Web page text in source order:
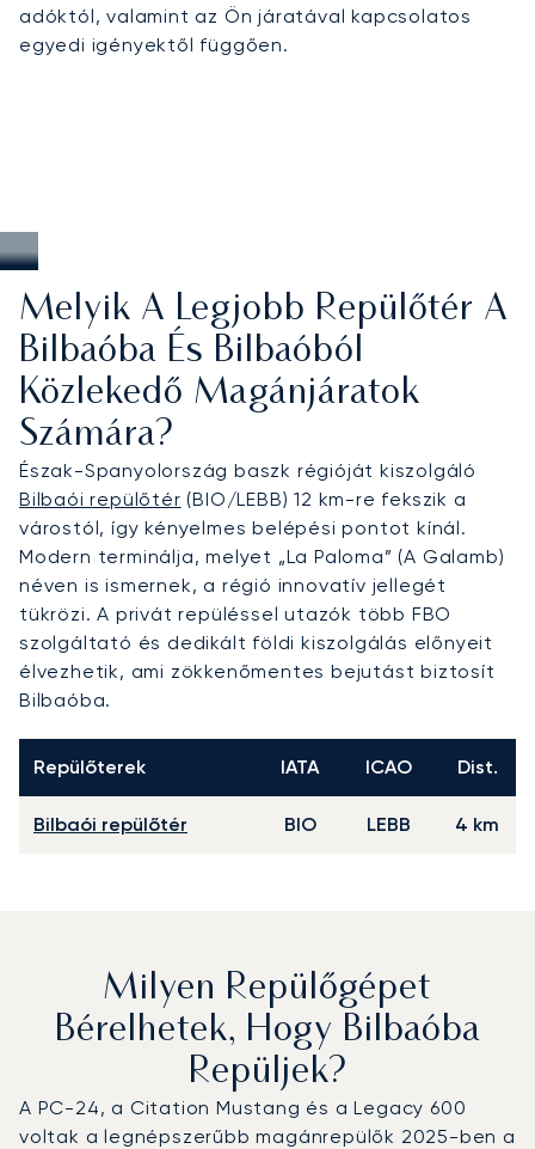
adóktól, valamint az Ön járatával kapcsolatos
egyedi igényektől függően.
Melyik A Legjobb Repülőtér A
Bilbaóba És Bilbaóból
Közlekedő Magánjáratok
Számára?
Észak-Spanyolország baszk régióját kiszolgáló
Bilbaói repülőtér (BIO/LEBB) 12 km-re fekszik a
várostól, így kényelmes belépési pontot kínál.
Modern terminálja, melyet „La Paloma” (A Galamb)
néven is ismernek, a régió innovatív jellegét
tükrözi. A privát repüléssel utazók több FBO
szolgáltató és dedikált földi kiszolgálás előnyeit
élvezhetik, ami zökkenőmentes bejutást biztosít
Bilbaóba.
Repülőterek IATA ICAO Dist.
Bilbaói repülőtér BIO LEBB 4 km
Milyen Repülőgépet
Bérelhetek, Hogy Bilbaóba
Repüljek?
A PC-24, a Citation Mustang és a Legacy 600
voltak a legnépszerűbb magánrepülők 2025-ben a